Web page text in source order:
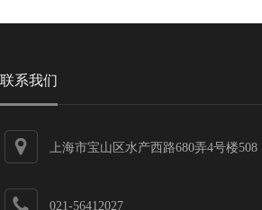
联系我们
上海市宝山区水产西路680弄4号楼508
021-56412027